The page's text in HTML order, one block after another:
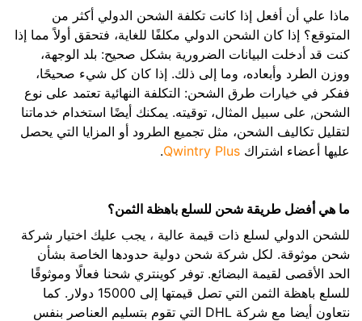
ماذا علي أن أفعل إذا كانت تكلفة الشحن الدولي أكثر من
المتوقع؟ إذا كان الشحن الدولي مكلفًا للغاية، فتحقق أولاً مما إذا
كنت قد أدخلت البيانات الضرورية بشكل صحيح: بلد الوجهة،
ووزن الطرد وأبعاده، وما إلى ذلك. إذا كان كل شيء صحيحًا،
ففكر في خيارات طرق الشحن: التكلفة النهائية تعتمد على نوع
الشحن, على سبيل المثال، توقيته. يمكنك أيضًا استخدام خدماتنا
لتقليل تكاليف الشحن، مثل تجميع الطرود أو المزايا التي يحصل
عليها أعضاء اشتراك Qwintry Plus
.
ما هي أفضل طريقة شحن للسلع باهظة الثمن؟
للشحن الدولي لسلع ذات قيمة عالية ، يجب عليك اختيار شركة
شحن موثوقة. لكل شركة شحن دولية حدودها الخاصة بشأن
الحد الأقصى لقيمة البضائع. توفر كوينتري شحنا فعالًا وموثوقًا
للسلع باهظة الثمن التي تصل قيمتها إلى 15000 دولار. كما
نتعاون أيضا مع شركة DHL التي تقوم بتسليم العناصر بنفس